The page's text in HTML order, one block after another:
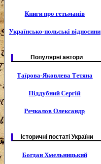
Книги про гетьманів
Українсько-польські відносини
Популярні автори
Таїрова-Яковлева Тетяна
Піддубний Сергій
Речкалов Олександр
Історичні постаті України
Богдан Хмельницький